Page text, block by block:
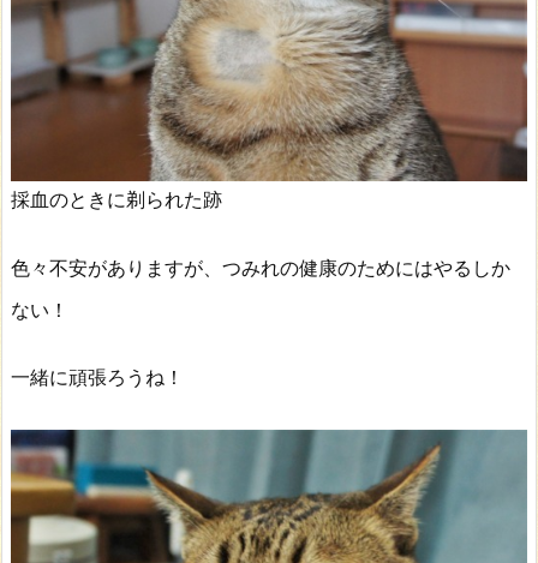
採血のときに剃られた跡
色々不安がありますが、つみれの健康のためにはやるしか
ない！
一緒に頑張ろうね！